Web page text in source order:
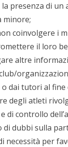
presenza di
minore;
coinvolgere i
il loro
altre
dai tutori al
degli atleti
di controllo
di dubbi sulla
per